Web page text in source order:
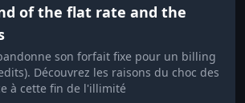
of the flat rate and the
son forfait fixe pour un billing
Découvrez les raisons du choc des
à cette fin de l'illimité